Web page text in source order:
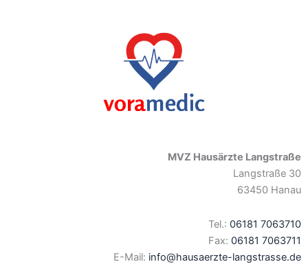
MVZ Hausärzte Langstraße
Langstraße 30
63450 Hanau
Tel.: 06181 7063710
Fax: 06181 7063711
E-Mail: info@hausaerzte-langstrasse.de